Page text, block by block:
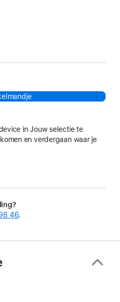
in Jouw selectie te
en verdergaan waar je
46.